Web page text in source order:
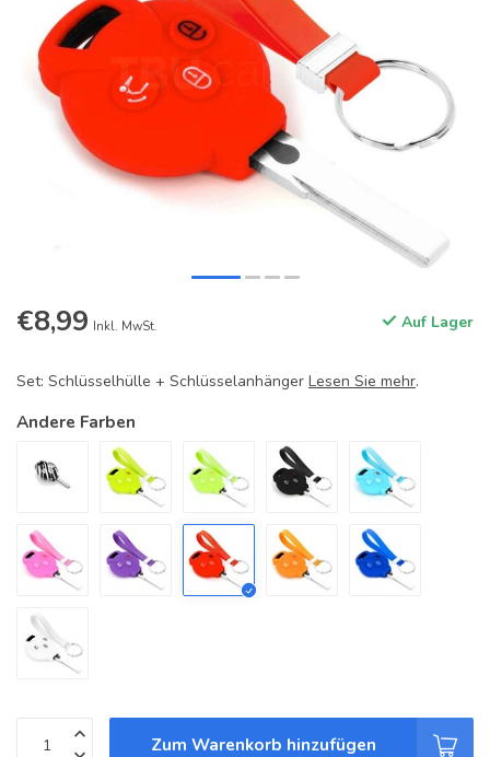
€8,99 Inkl. MwSt. Auf Lager
Set: Schlüsselhülle + Schlüsselanhänger Lesen Sie mehr.
Andere Farben
Zum Warenkorb hinzufügen